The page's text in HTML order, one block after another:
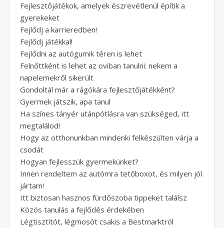
Fejlesztőjátékok, amelyek észrevétlenül építik a
gyerekeket
Fejlődj a karrieredben!
Fejlődj játékkal!
Fejlődni az autógumik téren is lehet
Felnőttként is lehet az oviban tanulni: nekem a
napelemekről sikerült
Gondoltál már a rágókára fejlesztőjátékként?
Gyermek játszik, apa tanul
Ha színes tányér utánpótlásra van szükséged, itt
megtalálod!
Hogy az otthonunkban mindenki felkészülten várja a
csodát
Hogyan fejlesszük gyermekünket?
Innen rendeltem az autómra tetőboxot, és milyen jól
jártam!
Itt biztosan hasznos fürdőszoba tippeket találsz
Közös tanulás a fejlődés érdekében
Légtisztítót, légmosót csakis a Bestmarktról